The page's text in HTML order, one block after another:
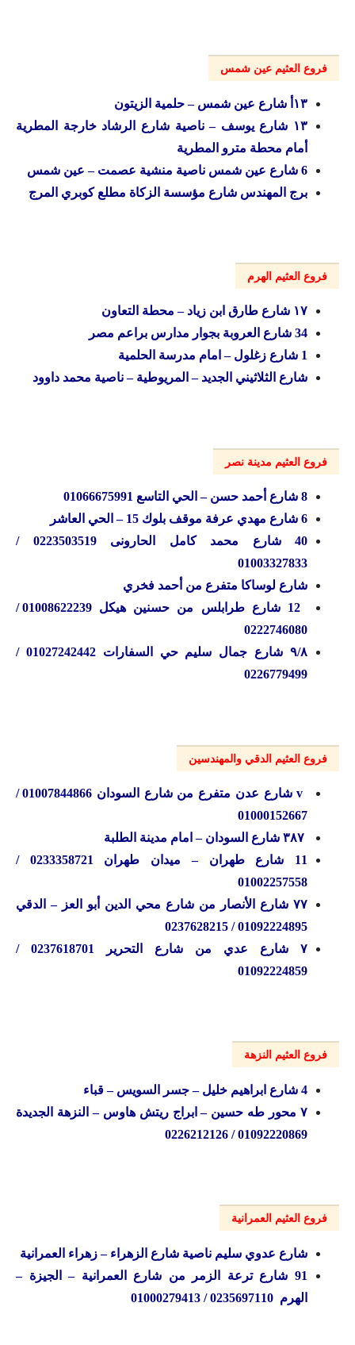
فروع العثيم عين شمس
۱۳أ شارع عين شمس – حلمية الزيتون
۱۳ شارع يوسف – ناصية شارع الرشاد خارجة المطرية
أمام محطة مترو المطرية
6 شارع عين شمس ناصية منشية عصمت – عين شمس
برج المهندس شارع مؤسسة الزكاة مطلع كوبري المرج
فروع العثيم الهرم
۱۷ شارع طارق ابن زياد – محطة التعاون
34 شارع العروبة بجوار مدارس براعم مصر
1 شارع زغلول – امام مدرسة الحلمية
شارع الثلاثيني الجديد – المريوطية – ناصية محمد داوود
فروع العثيم مدينة نصر
8 شارع أحمد حسن – الحي التاسع 01066675991
6 شارع مهدي عرفة موقف بلوك 15 – الحي العاشر
40 شارع محمد كامل الحارونی 0223503519 /
01003327833
شارع لوساكا متفرع من أحمد فخري
12 شارع طرابلس من حسنين هيكل 01008622239 /
0222746080
۹/۸ شارع جمال سليم حي السفارات 01027242442 /
0226779499
فروع العثيم الدقي والمهندسين
v شارع عدن متفرع من شارع السودان 01007844866 /
01000152667
11 شارع طهران – ميدان طهران 0233358721 /
01002257558
۷۷ شارع الأنصار من شارع محي الدين أبو العز – الدقي
01092224895 / 0237628215
۷ شارع عدي من شارع التحرير 0237618701 /
01092224859
فروع العثيم النزهة
4 شارع ابراهيم خليل – جسر السويس – قباء
۷ محور طه حسين – ابراج ريتش هاوس – النزهة الجديدة
01092220869 / 0226212126
فروع العثيم العمرانية
شارع عدوي سليم ناصية شارع الزهراء – زهراء العمرانية
91 شارع ترعة الزمر من شارع العمرانية – الجيزة –
الهرم 0235697110 / 01000279413